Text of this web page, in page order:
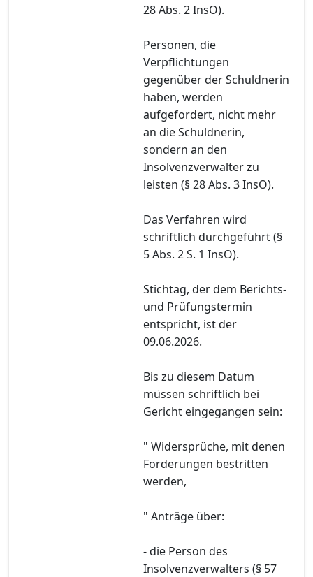
28 Abs. 2 InsO).
Personen, die
Verpflichtungen
gegenüber der Schuldnerin
haben, werden
aufgefordert, nicht mehr
an die Schuldnerin,
sondern an den
Insolvenzverwalter zu
leisten (§ 28 Abs. 3 InsO).
Das Verfahren wird
schriftlich durchgeführt (§
5 Abs. 2 S. 1 InsO).
Stichtag, der dem Berichts-
und Prüfungstermin
entspricht, ist der
09.06.2026.
Bis zu diesem Datum
müssen schriftlich bei
Gericht eingegangen sein:
" Widersprüche, mit denen
Forderungen bestritten
werden,
" Anträge über:
- die Person des
Insolvenzverwalters (§ 57